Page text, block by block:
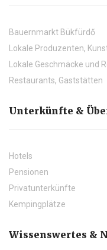
Bauernmarkt Bükfürdő
Lokale Produzenten,
Lokale Geschmäcke und
Restaurants, Gaststätten
Unterkünfte &
Hotels
Pensionen
Privatunterkünfte
Kempingplätze
Wissenswertes &